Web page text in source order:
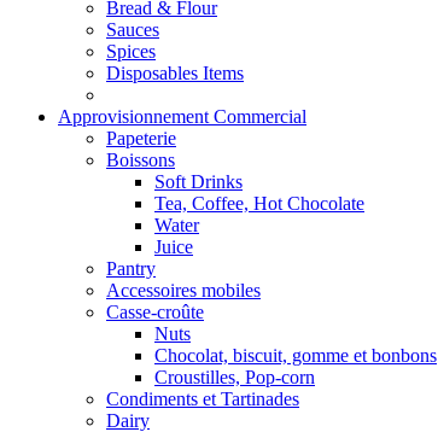
Bread & Flour
Sauces
Spices
Disposables Items
Approvisionnement Commercial
Papeterie
Boissons
Soft Drinks
Tea, Coffee, Hot Chocolate
Water
Juice
Pantry
Accessoires mobiles
Casse-croûte
Nuts
Chocolat, biscuit, gomme et bonbons
Croustilles, Pop-corn
Condiments et Tartinades
Dairy